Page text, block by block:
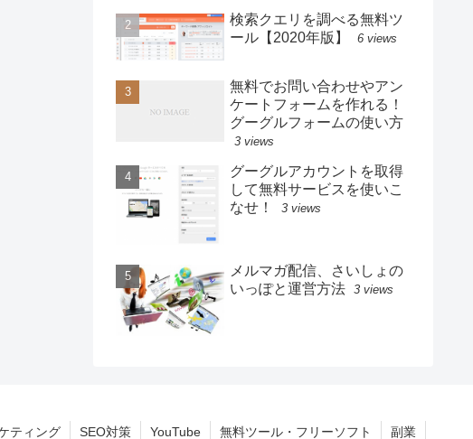
検索クエリを調べる無料ツ
ール【2020年版】
6 views
無料でお問い合わせやアン
ケートフォームを作れる！
グーグルフォームの使い方
3 views
グーグルアカウントを取得
して無料サービスを使いこ
なせ！
3 views
メルマガ配信、さいしょの
いっぽと運営方法 3 views
ティング SEO対策 YouTube 無料ツール・フリーソフト 副業